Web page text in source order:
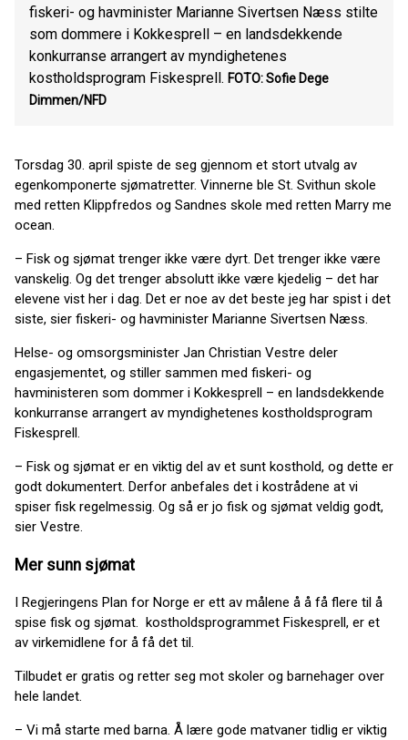
fiskeri- og havminister Marianne Sivertsen Næss stilte
som dommere i Kokkesprell – en landsdekkende
konkurranse arrangert av myndighetenes
kostholdsprogram Fiskesprell. FOTO: Sofie Dege
Dimmen/NFD
Torsdag 30. april spiste de seg gjennom et stort utvalg av
egenkomponerte sjømatretter. Vinnerne ble St. Svithun skole
med retten Klippfredos og Sandnes skole med retten Marry me
ocean.
– Fisk og sjømat trenger ikke være dyrt. Det trenger ikke være
vanskelig. Og det trenger absolutt ikke være kjedelig – det har
elevene vist her i dag. Det er noe av det beste jeg har spist i det
siste, sier fiskeri- og havminister Marianne Sivertsen Næss.
Helse- og omsorgsminister Jan Christian Vestre deler
engasjementet, og stiller sammen med fiskeri- og
havministeren som dommer i Kokkesprell – en landsdekkende
konkurranse arrangert av myndighetenes kostholdsprogram
Fiskesprell.
– Fisk og sjømat er en viktig del av et sunt kosthold, og dette er
godt dokumentert. Derfor anbefales det i kostrådene at vi
spiser fisk regelmessig. Og så er jo fisk og sjømat veldig godt,
sier Vestre.
Mer sunn sjømat
I Regjeringens Plan for Norge er ett av målene å å få flere til å
spise fisk og sjømat. kostholdsprogrammet Fiskesprell, er et
av virkemidlene for å få det til.
Tilbudet er gratis og retter seg mot skoler og barnehager over
hele landet.
– Vi må starte med barna. Å lære gode matvaner tidlig er viktig